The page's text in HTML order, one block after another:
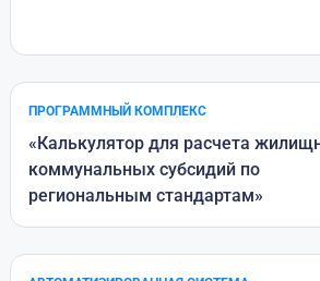
ПРОГРАММНЫЙ КОМПЛЕКС
«Калькулятор для расчета
коммунальных субсидий по
региональным стандартам»